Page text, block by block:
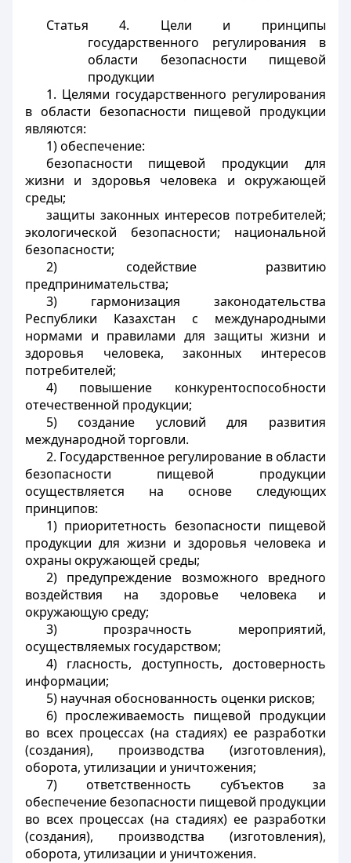
Статья 4. Цели и принципы
государственного регулирования в
области безопасности пищевой
продукции
1. Целями государственного регулирования
в области безопасности пищевой продукции
являются:
1) обеспечение:
безопасности пищевой продукции для
жизни и здоровья человека и окружающей
среды;
защиты законных интересов потребителей;
экологической безопасности; национальной
безопасности;
2) содействие развитию
предпринимательства;
3) гармонизация законодательства
Республики Казахстан с международными
нормами и правилами для защиты жизни и
здоровья человека, законных интересов
потребителей;
4) повышение конкурентоспособности
отечественной продукции;
5) создание условий для развития
международной торговли.
2. Государственное регулирование в области
безопасности пищевой продукции
осуществляется на основе следующих
принципов:
1) приоритетность безопасности пищевой
продукции для жизни и здоровья человека и
охраны окружающей среды;
2) предупреждение возможного вредного
воздействия на здоровье человека и
окружающую среду;
3) прозрачность мероприятий,
осуществляемых государством;
4) гласность, доступность, достоверность
информации;
5) научная обоснованность оценки рисков;
6) прослеживаемость пищевой продукции
во всех процессах (на стадиях) ее разработки
(создания), производства (изготовления),
оборота, утилизации и уничтожения;
7) ответственность субъектов за
обеспечение безопасности пищевой продукции
во всех процессах (на стадиях) ее разработки
(создания), производства (изготовления),
оборота, утилизации и уничтожения.